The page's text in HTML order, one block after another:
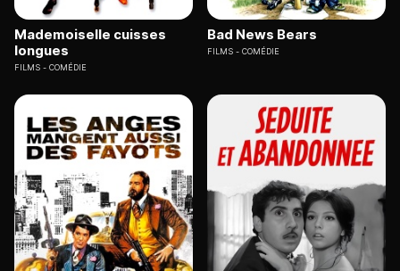
Mademoiselle cuisses
longues
FILMS COMÉDIE
Bad News Bears
FILMS COMÉDIE